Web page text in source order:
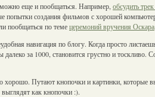
можно еще и пообщаться. Например, обсудить
попытки создания фильмов с хорошей
пообщаться по темецеремоний вручения Оскара
навигация по блогу. Когда просто
за 1000, становится грустно и тоскливо.
хорошо. Путают кнопочки и картинки, которые
как кнопочки :).